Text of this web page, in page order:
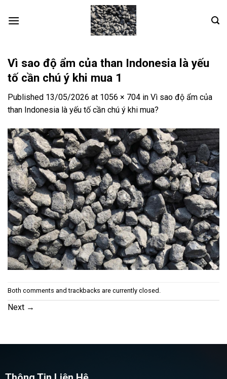
Vì sao độ ẩm của than Indonesia là yếu
tố cần chú ý khi mua 1
Published 13/05/2026 at 1056 × 704 in Vì sao độ ẩm của
than Indonesia là yếu tố cần chú ý khi mua?
Both comments and trackbacks are currently closed.
Next →